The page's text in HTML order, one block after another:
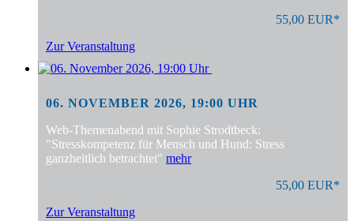
55,00 EUR*
Zur Veranstaltung
06. NOVEMBER 2026, 19:00 UHR
Web-Themenabend mit Sophie Strodtbeck:
"Stresskompetenz für Mensch und Hund: Stress
ganzheitlich betrachtet" mehr
55,00 EUR*
Zur Veranstaltung